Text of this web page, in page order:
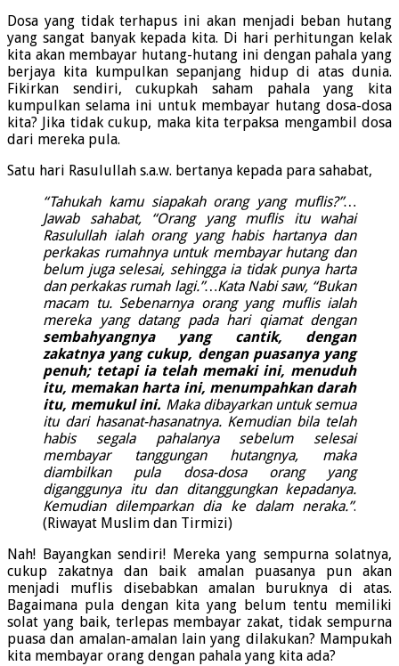
Dosa yang tidak terhapus ini akan menjadi beban hutang
yang sangat banyak kepada kita. Di hari perhitungan kelak
kita akan membayar hutang-hutang ini dengan pahala yang
berjaya kita kumpulkan sepanjang hidup di atas dunia.
Fikirkan sendiri, cukupkah saham pahala yang kita
kumpulkan selama ini untuk membayar hutang dosa-dosa
kita? Jika tidak cukup, maka kita terpaksa mengambil dosa
dari mereka pula.
Satu hari Rasulullah s.a.w. bertanya kepada para sahabat,
“Tahukah kamu siapakah orang yang muflis?”…
Jawab sahabat, “Orang yang muflis itu wahai
Rasulullah ialah orang yang habis hartanya dan
perkakas rumahnya untuk membayar hutang dan
belum juga selesai, sehingga ia tidak punya harta
dan perkakas rumah lagi.”…Kata Nabi saw, “Bukan
macam tu. Sebenarnya orang yang muflis ialah
mereka yang datang pada hari qiamat dengan
sembahyangnya yang cantik, dengan
zakatnya yang cukup, dengan puasanya yang
penuh; tetapi ia telah memaki ini, menuduh
itu, memakan harta ini, menumpahkan darah
itu, memukul ini. Maka dibayarkan untuk semua
itu dari hasanat-hasanatnya. Kemudian bila telah
habis segala pahalanya sebelum selesai
membayar tanggungan hutangnya, maka
diambilkan pula dosa-dosa orang yang
diganggunya itu dan ditanggungkan kepadanya.
Kemudian dilemparkan dia ke dalam neraka.”.
(Riwayat Muslim dan Tirmizi)
Nah! Bayangkan sendiri! Mereka yang sempurna solatnya,
cukup zakatnya dan baik amalan puasanya pun akan
menjadi muflis disebabkan amalan buruknya di atas.
Bagaimana pula dengan kita yang belum tentu memiliki
solat yang baik, terlepas membayar zakat, tidak sempurna
puasa dan amalan-amalan lain yang dilakukan? Mampukah
kita membayar orang dengan pahala yang kita ada?